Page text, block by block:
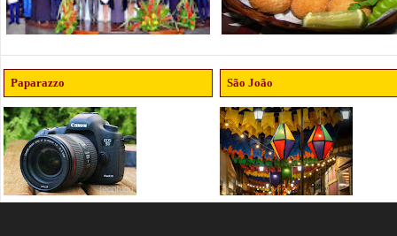
Paparazzo São João